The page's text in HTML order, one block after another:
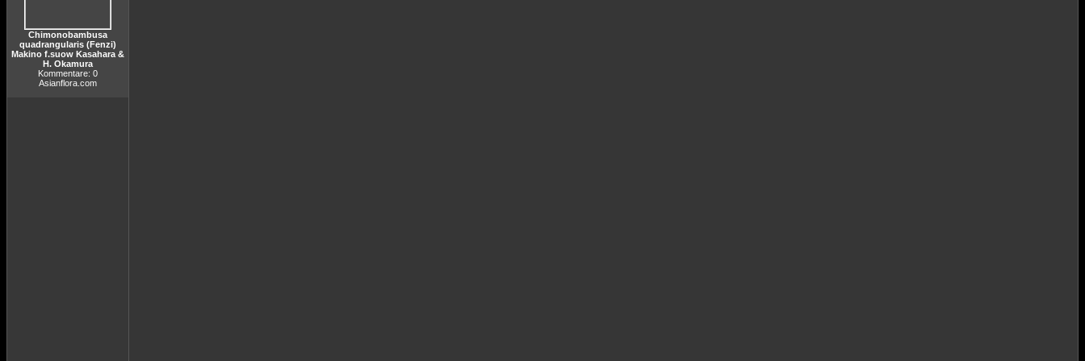
Chimonobambusa
quadrangularis (Fenzi)
Makino f.suow Kasahara &
H. Okamura
Kommentare: 0
Asianflora.com